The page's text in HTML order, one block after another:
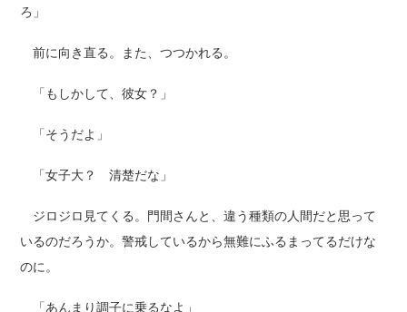
ろ」
前に向き直る。また、つつかれる。
「もしかして、彼女？」
「そうだよ」
「女子大？ 清楚だな」
ジロジロ見てくる。門間さんと、違う種類の人間だと思って
いるのだろうか。警戒しているから無難にふるまってるだけな
のに。
「あんまり調子に乗るなよ」